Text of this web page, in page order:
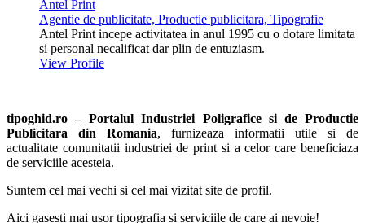
Antel Print
Agentie de publicitate, Productie publicitara, Tipografie
Antel Print incepe activitatea in anul 1995 cu o dotare limitata
si personal necalificat dar plin de entuziasm.
View Profile
tipoghid.ro – Portalul Industriei Poligrafice si de Productie
Publicitara din Romania, furnizeaza informatii utile si de
actualitate comunitatii industriei de print si a celor care beneficiaza
de serviciile acesteia.
Suntem cel mai vechi si cel mai vizitat site de profil.
Aici gasesti mai usor tipografia si serviciile de care ai nevoie!